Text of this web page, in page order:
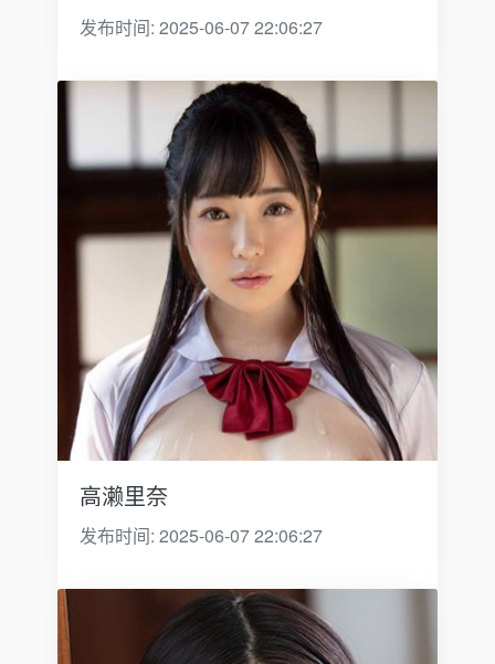
发布时间: 2025-06-07 22:06:27
高濑里奈
发布时间: 2025-06-07 22:06:27